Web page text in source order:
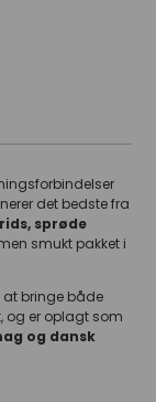
det bedste fra
sprøde
smukt pakket i
at bringe både
og er oplagt som
og dansk